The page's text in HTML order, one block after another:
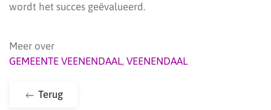
wordt het succes geëvalueerd.
Meer over
GEMEENTE VEENENDAAL, VEENENDAAL
Terug